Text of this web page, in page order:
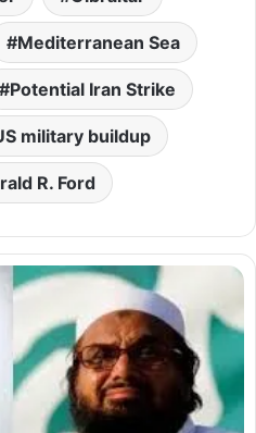
Mediterranean Sea
Potential Iran Strike
military buildup
R. Ford